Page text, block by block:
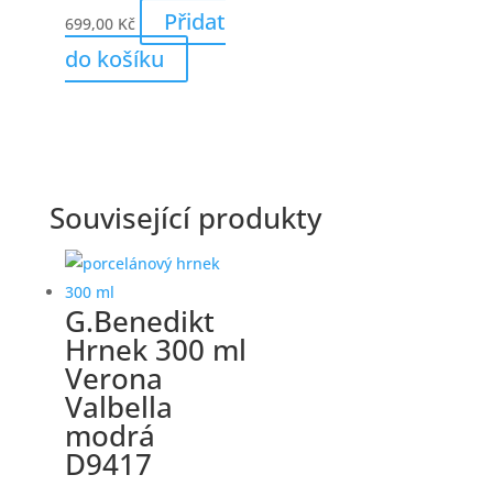
699,00 Kč
Přidat
do košíku
Související produkty
G.Benedikt
Hrnek 300 ml
Verona
Valbella
modrá
D9417